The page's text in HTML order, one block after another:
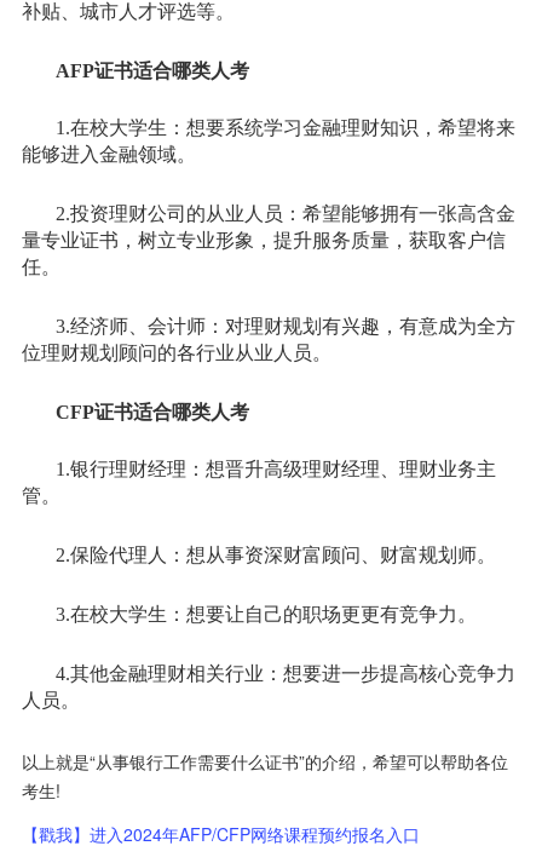
补贴、城市人才评选等。
AFP证书适合哪类人考
1.在校大学生：想要系统学习金融理财知识，希望将来
能够进入金融领域。
2.投资理财公司的从业人员：希望能够拥有一张高含金
量专业证书，树立专业形象，提升服务质量，获取客户信
任。
3.经济师、会计师：对理财规划有兴趣，有意成为全方
位理财规划顾问的各行业从业人员。
CFP证书适合哪类人考
1.银行理财经理：想晋升高级理财经理、理财业务主
管。
2.保险代理人：想从事资深财富顾问、财富规划师。
3.在校大学生：想要让自己的职场更更有竞争力。
4.其他金融理财相关行业：想要进一步提高核心竞争力
人员。
以上就是“从事银行工作需要什么证书”的介绍，希望可以帮助各位
考生!
【戳我】进入2024年AFP/CFP网络课程预约报名入口